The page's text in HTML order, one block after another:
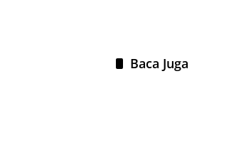
Baca Juga